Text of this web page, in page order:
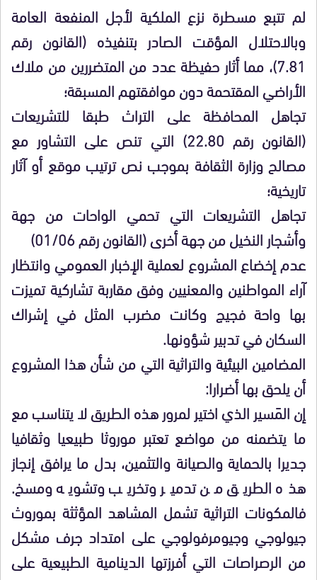
لم تتبع مسطرة نزع الملكية لأجل المنفعة العامة
وبالاحتلال المؤقت الصادر بتنفيذه (القانون رقم
7.81)، مما أثار حفيظة عدد من المتضررين من ملاك
الأراضي المقتحمة دون موافقتهم المسبقة؛
تجاهل المحافظة على التراث طبقا للتشريعات
(القانون رقم 22.80) التي تنص على التشاور مع
مصالح وزارة الثقافة بموجب نص ترتيب موقع أو آثار
تاريخية؛
تجاهل التشريعات التي تحمي الواحات من جهة
وأشجار النخيل من جهة أخرى (القانون رقم 01/06)
عدم إخضاع المشروع لعملية الإخبار العمومي وانتظار
آراء المواطنين والمعنيين وفق مقاربة تشاركية تميزت
بها واحة فجيج وكانت مضرب المثل في إشراك
السكان في تدبير شؤونها.
المضامين البيئية والتراثية التي من شأن هذا المشروع
أن يلحق بها أضرارا:
إن المَسير الذي اختير لمرور هذه الطريق لا يتناسب مع
ما يتضمنه من مواضع تعتبر موروثا طبيعيا وثقافيا
جديرا بالحماية والصيانة والتثمين، بدل ما يرافق إنجاز
هذه الطريق من تدمير وتخريب وتشويه ومسخ.
فالمكونات التراثية تشمل المشاهد المؤثثة بموروث
جيولوجي وجيومرفولوجي على امتداد جرف مشكل
من الرصراصات التي أفرزتها الدينامية الطبيعية على